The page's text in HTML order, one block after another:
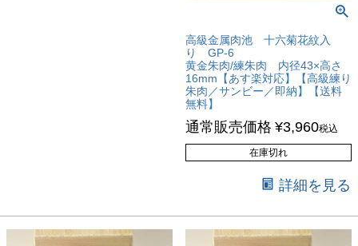
高級金属肉池 十六菊花紋入
り GP-6
黄金朱肉/練朱肉 内径43×高さ
16mm【あす楽対応】【高級練り
朱肉／サンビー／即納】【送料
無料】
通常販売価格 ¥3,960税込
在庫切れ
詳細を見る